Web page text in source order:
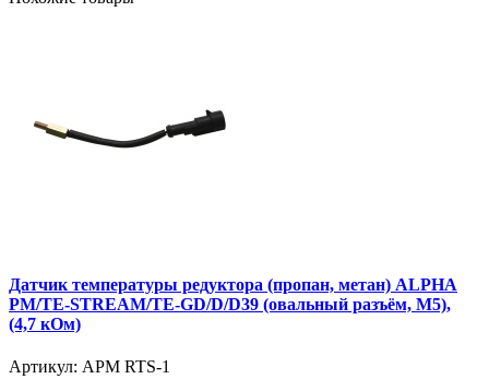
Датчик температуры редуктора (пропан, метан) ALPHA
PM/TE-STREAM/TE-GD/D/D39 (овальный разъём, M5),
(4,7 кОм)
Артикул: APM RTS-1